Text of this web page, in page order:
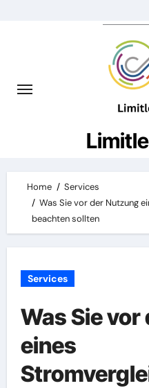
Home
Services
Was Sie vor der Nutzung
beachten sollten
Services
Was Sie
eines